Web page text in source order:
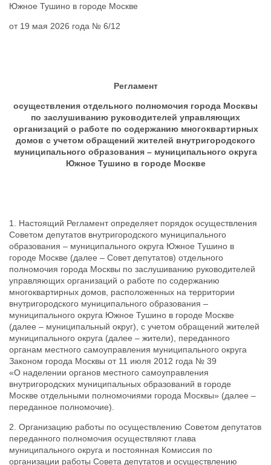
Южное Тушино в городе Москве
от 19 мая 2026 года № 6/12
Регламент
осуществления отдельного полномочия города Москвы
по заслушиванию руководителей управляющих
организаций о работе по содержанию многоквартирных
домов с учетом обращений жителей внутригородского
муниципального образования – муниципального округа
Южное Тушино в городе Москве
1. Настоящий Регламент определяет порядок осуществления
Советом депутатов внутригородского муниципального
образования – муниципального округа Южное Тушино в
городе Москве (далее – Совет депутатов) отдельного
полномочия города Москвы по заслушиванию руководителей
управляющих организаций о работе по содержанию
многоквартирных домов, расположенных на территории
внутригородского муниципального образования –
муниципального округа Южное Тушино в городе Москве
(далее – муниципальный округ), с учетом обращений жителей
муниципального округа (далее – жители), переданного
органам местного самоуправления муниципального округа
Законом города Москвы от 11 июля 2012 года № 39
«О наделении органов местного самоуправления
внутригородских муниципальных образований в городе
Москве отдельными полномочиями города Москвы» (далее –
переданное полномочие).
2. Организацию работы по осуществлению Советом депутатов
переданного полномочия осуществляют глава
муниципального округа и постоянная Комиссия по
организации работы Совета депутатов и осуществлению